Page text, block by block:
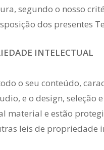
segundo o nosso
dos presentes
INTELECTUAL
o seu conteúdo,
e o design,
material e estão
leis de